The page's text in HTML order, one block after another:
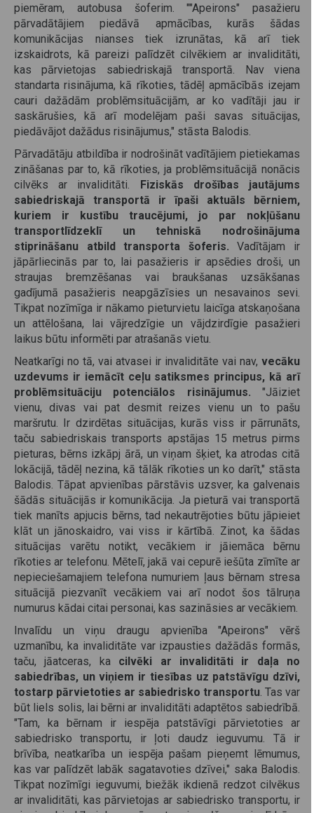
piemēram, autobusa šoferim. ""Apeirons" pasažieru
pārvadātājiem piedāvā apmācības, kurās šādas
komunikācijas nianses tiek izrunātas, kā arī tiek
izskaidrots, kā pareizi palīdzēt cilvēkiem ar invaliditāti,
kas pārvietojas sabiedriskajā transportā. Nav viena
standarta risinājuma, kā rīkoties, tādēļ apmācībās izejam
cauri dažādām problēmsituācijām, ar ko vadītāji jau ir
saskārušies, kā arī modelējam paši savas situācijas,
piedāvājot dažādus risinājumus," stāsta Balodis.
Pārvadātāju atbildība ir nodrošināt vadītājiem pietiekamas
zināšanas par to, kā rīkoties, ja problēmsituācijā nonācis
cilvēks ar invaliditāti. Fiziskās drošības jautājums
sabiedriskajā transportā ir īpaši aktuāls bērniem,
kuriem ir kustību traucējumi, jo par nokļūšanu
transportlīdzeklī un tehniskā nodrošinājuma
stiprināšanu atbild transporta šoferis. Vadītājam ir
jāpārliecinās par to, lai pasažieris ir apsēdies droši, un
straujas bremzēšanas vai braukšanas uzsākšanas
gadījumā pasažieris neapgāzīsies un nesavainos sevi.
Tikpat nozīmīga ir nākamo pieturvietu laicīga atskaņošana
un attēlošana, lai vājredzīgie un vājdzirdīgie pasažieri
laikus būtu informēti par atrašanās vietu.
Neatkarīgi no tā, vai atvasei ir invaliditāte vai nav, vecāku
uzdevums ir iemācīt ceļu satiksmes principus, kā arī
problēmsituāciju potenciālos risinājumus. "Jāiziet
vienu, divas vai pat desmit reizes vienu un to pašu
maršrutu. Ir dzirdētas situācijas, kurās viss ir pārrunāts,
taču sabiedriskais transports apstājas 15 metrus pirms
pieturas, bērns izkāpj ārā, un viņam šķiet, ka atrodas citā
lokācijā, tādēļ nezina, kā tālāk rīkoties un ko darīt," stāsta
Balodis. Tāpat apvienības pārstāvis uzsver, ka galvenais
šādās situācijās ir komunikācija. Ja pieturā vai transportā
tiek manīts apjucis bērns, tad nekautrējoties būtu jāpieiet
klāt un jānoskaidro, vai viss ir kārtībā. Zinot, ka šādas
situācijas varētu notikt, vecākiem ir jāiemāca bērnu
rīkoties ar telefonu. Mētelī, jakā vai cepurē iešūta zīmīte ar
nepieciešamajiem telefona numuriem ļaus bērnam stresa
situācijā piezvanīt vecākiem vai arī nodot šos tālruņa
numurus kādai citai personai, kas sazināsies ar vecākiem.
Invalīdu un viņu draugu apvienība "Apeirons" vērš
uzmanību, ka invaliditāte var izpausties dažādās formās,
taču, jāatceras, ka cilvēki ar invaliditāti ir daļa no
sabiedrības, un viņiem ir tiesības uz patstāvīgu dzīvi,
tostarp pārvietoties ar sabiedrisko transportu . Tas var
būt liels solis, lai bērni ar invaliditāti adaptētos sabiedrībā.
"Tam, ka bērnam ir iespēja patstāvīgi pārvietoties ar
sabiedrisko transportu, ir ļoti daudz ieguvumu. Tā ir
brīvība, neatkarība un iespēja pašam pieņemt lēmumus,
kas var palīdzēt labāk sagatavoties dzīvei," saka Balodis.
Tikpat nozīmīgi ieguvumi, biežāk ikdienā redzot cilvēkus
ar invaliditāti, kas pārvietojas ar sabiedrisko transportu, ir